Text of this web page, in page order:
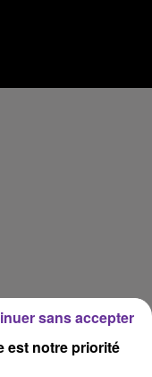
est notre priorité
sans accepter